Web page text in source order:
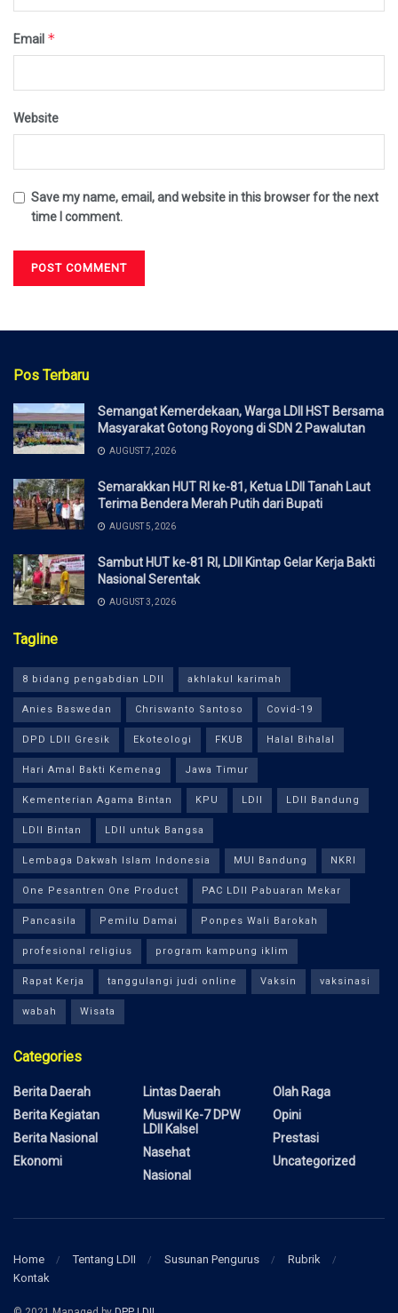
Email *
Website
Save my name, email, and website in this browser for the next
time I comment.
Pos Terbaru
Semangat Kemerdekaan, Warga LDII HST Bersama
Masyarakat Gotong Royong di SDN 2 Pawalutan
AUGUST 7, 2026
Semarakkan HUT RI ke-81, Ketua LDII Tanah Laut
Terima Bendera Merah Putih dari Bupati
AUGUST 5, 2026
Sambut HUT ke-81 RI, LDII Kintap Gelar Kerja Bakti
Nasional Serentak
AUGUST 3, 2026
Tagline
8 bidang pengabdian LDII akhlakul karimah
Anies Baswedan Chriswanto Santoso Covid-19
DPD LDII Gresik Ekoteologi FKUB Halal Bihalal
Hari Amal Bakti Kemenag Jawa Timur
Kementerian Agama Bintan KPU LDII LDII Bandung
LDII Bintan LDII untuk Bangsa
Lembaga Dakwah Islam Indonesia MUI Bandung NKRI
One Pesantren One Product PAC LDII Pabuaran Mekar
Pancasila Pemilu Damai Ponpes Wali Barokah
profesional religius program kampung iklim
Rapat Kerja tanggulangi judi online Vaksin vaksinasi
wabah Wisata
Categories
Berita Daerah
Berita Kegiatan
Berita Nasional
Ekonomi
Lintas Daerah
Muswil Ke-7 DPW
LDII Kalsel
Nasehat
Nasional
Olah Raga
Opini
Prestasi
Uncategorized
Home Tentang LDII Susunan Pengurus
Rubrik
Kontak